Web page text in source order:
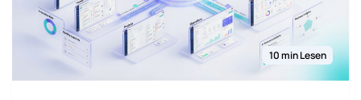
10 min Lesen